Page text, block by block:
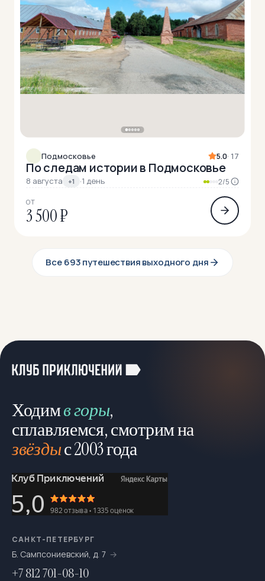
Подмосковье 5.0· 17
По следам истории в Подмосковье
8 августа +1 ·1 день 2/5
ОТ
3 500 ₽
Все 693 путешествия выходного дня
Ходимв горы,
сплавляемся, смотрим на
звёздыс 2003 года
САНКТ-ПЕТЕРБУРГ
Б. Сампсониевский, д. 7
+7 812 701-08-10